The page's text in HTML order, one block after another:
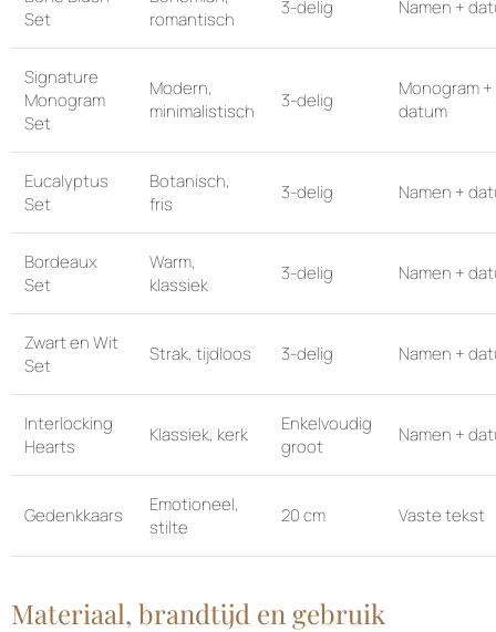
Set
romantisch
3-delig Namen +
Signature
Monogram
Set
Modern,
minimalistisch
3-delig
Monogram +
datum
Eucalyptus
Set
Botanisch,
fris
3-delig Namen +
Bordeaux
Set
Warm,
klassiek
3-delig Namen +
Zwart en Wit
Set
Strak, tijdloos 3-delig Namen +
Interlocking
Hearts
Klassiek, kerk
Enkelvoudig
groot
Namen +
Gedenkkaars
Emotioneel,
stilte
20 cm Vaste tekst
Materiaal, brandtijd en gebruik